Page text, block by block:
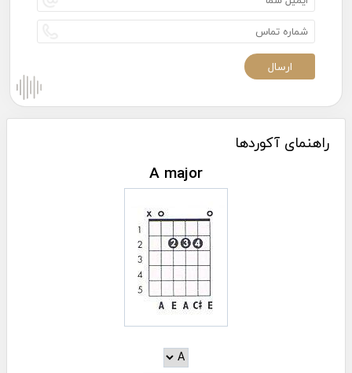
راهنمای آکوردها
A major